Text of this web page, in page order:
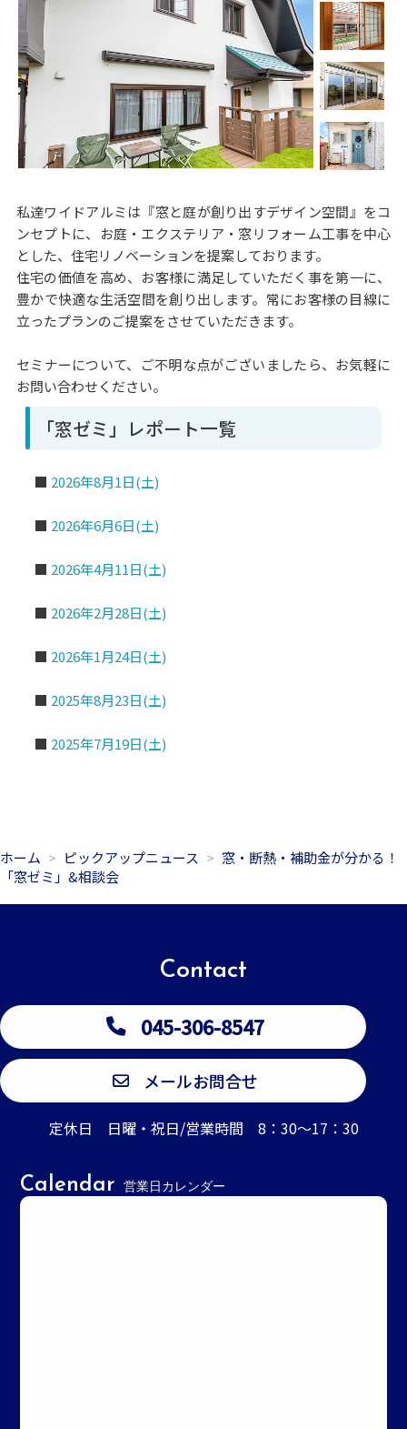
私達ワイドアルミは『窓と庭が創り出すデザイン空間』をコ
ンセプトに、お庭・エクステリア・窓リフォーム工事を中心
とした、住宅リノベーションを提案しております。
住宅の価値を高め、お客様に満足していただく事を第一に、
豊かで快適な生活空間を創り出します。常にお客様の目線に
立ったプランのご提案をさせていただきます。
セミナーについて、ご不明な点がございましたら、お気軽に
お問い合わせください。
「窓ゼミ」レポート一覧
■ 2026年8月1日(土)
■ 2026年6月6日(土)
■ 2026年4月11日(土)
■ 2026年2月28日(土)
■ 2026年1月24日(土)
■ 2025年8月23日(土)
■ 2025年7月19日(土)
ホーム ピックアップニュース
窓・断熱・補助金が分かる！
「窓ゼミ」&相談会
Contact
045-306-8547
メールお問合せ
定休日 日曜・祝日/営業時間 8：30～17：30
Calendar 営業日カレンダー